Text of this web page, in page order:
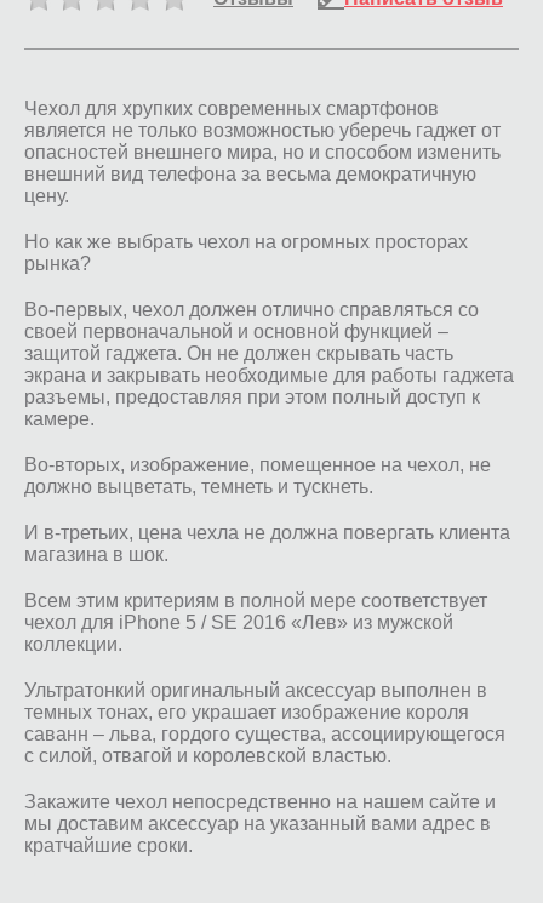
Чехол для хрупких современных смартфонов
является не только возможностью уберечь гаджет от
опасностей внешнего мира, но и способом изменить
внешний вид телефона за весьма демократичную
цену.
Но как же выбрать чехол на огромных просторах
рынка?
Во-первых, чехол должен отлично справляться со
своей первоначальной и основной функцией –
защитой гаджета. Он не должен скрывать часть
экрана и закрывать необходимые для работы гаджета
разъемы, предоставляя при этом полный доступ к
камере.
Во-вторых, изображение, помещенное на чехол, не
должно выцветать, темнеть и тускнеть.
И в-третьих, цена чехла не должна повергать клиента
магазина в шок.
Всем этим критериям в полной мере соответствует
чехол для iPhone 5 / SE 2016 «Лев» из мужской
коллекции.
Ультратонкий оригинальный аксессуар выполнен в
темных тонах, его украшает изображение короля
саванн – льва, гордого существа, ассоциирующегося
с силой, отвагой и королевской властью.
Закажите чехол непосредственно на нашем сайте и
мы доставим аксессуар на указанный вами адрес в
кратчайшие сроки.